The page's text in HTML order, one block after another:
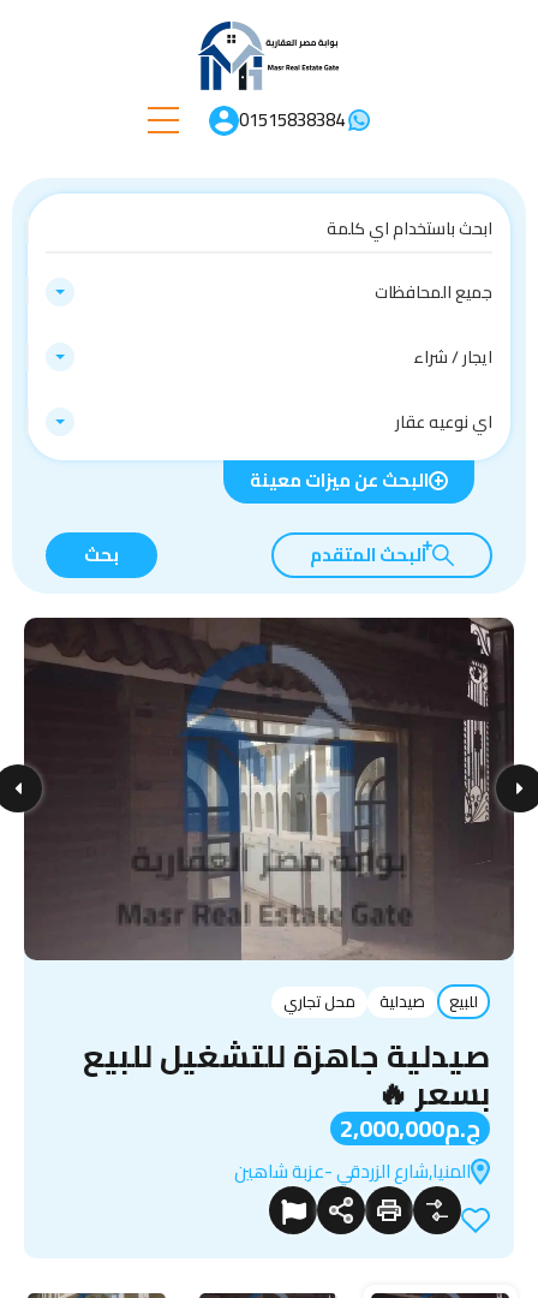
01515838384
جميع المحافظات
ايجار / شراء
اي نوعيه عقار
البحث عن ميزات معينة
البحث المتقدم بحث
للبيع صيدلية محل تجاري
صيدلية جاهزة للتشغيل للبيع
بسعر 🔥
ج.م2,000,000
المنيا,شارع الزردقي -عزبة شاهين